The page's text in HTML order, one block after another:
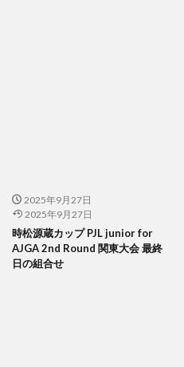
2025年9月27日
2025年9月27日
時松源蔵カップ PJL junior for
AJGA 2nd Round 関東大会 最終
日の組合せ